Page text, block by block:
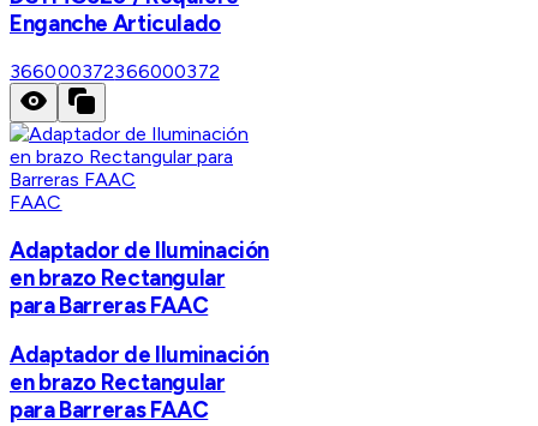
Enganche Articulado
366000372366000372
FAAC
Adaptador de Iluminación
en brazo Rectangular
para Barreras FAAC
Adaptador de Iluminación
en brazo Rectangular
para Barreras FAAC